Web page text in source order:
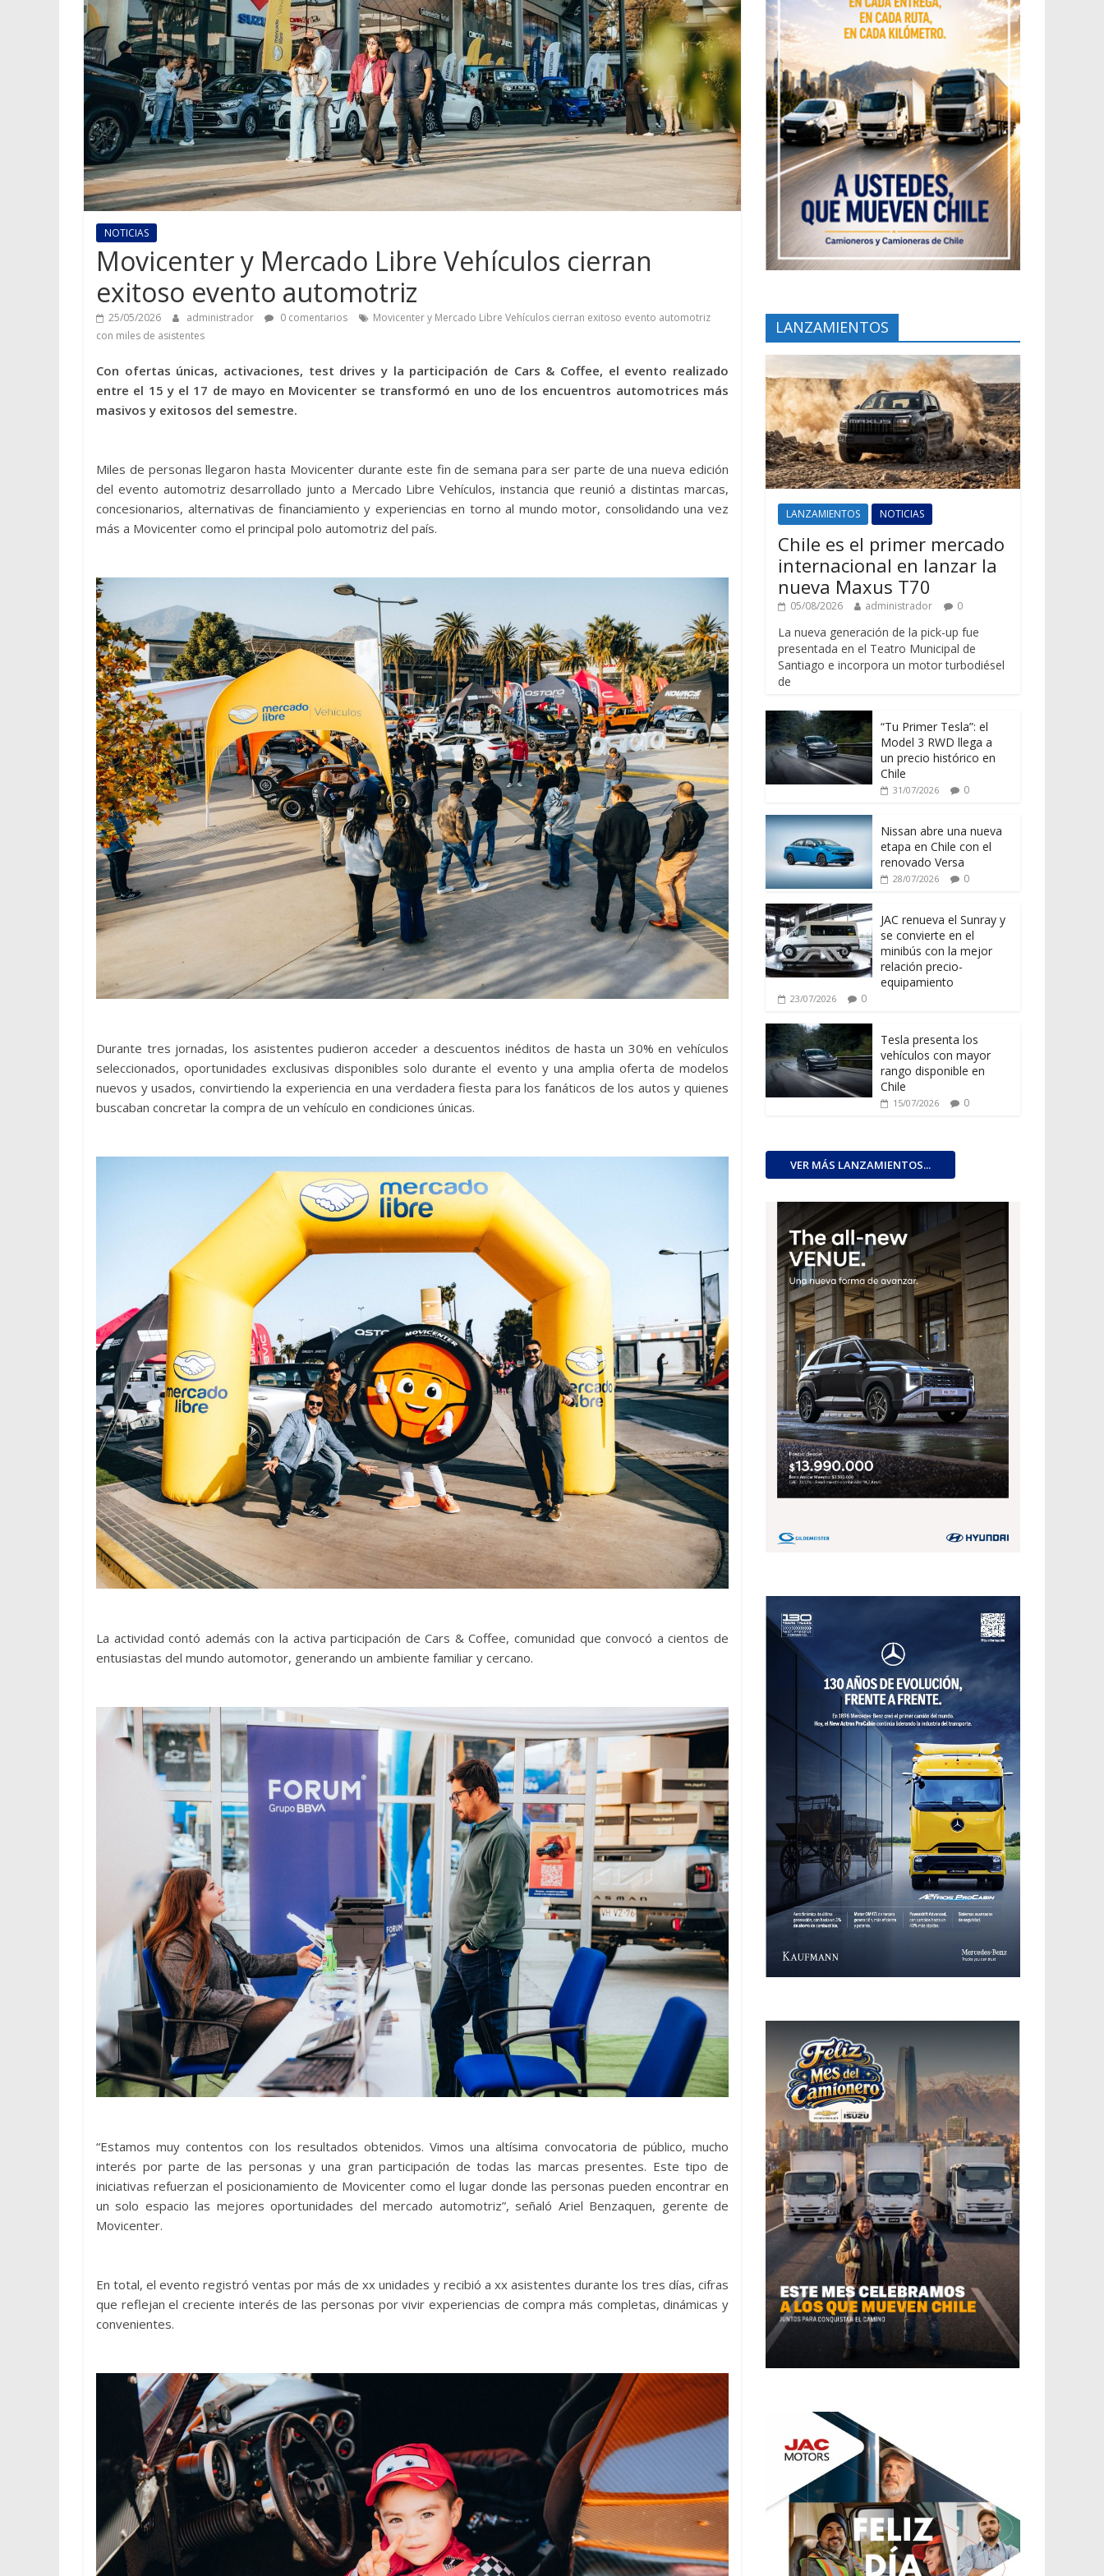
NOTICIAS
Movicenter y Mercado Libre Vehículos cierran
exitoso evento automotriz
25/05/2026 administrador 0 comentarios
Movicenter y Mercado Libre Vehículos cierran exitoso evento automotriz
con miles de asistentes
Con ofertas únicas, activaciones, test drives y la participación de Cars & Coffee, el evento realizado
entre el 15 y el 17 de mayo en Movicenter se transformó en uno de los encuentros automotrices más
masivos y exitosos del semestre.
Miles de personas llegaron hasta Movicenter durante este fin de semana para ser parte de una nueva edición
del evento automotriz desarrollado junto a Mercado Libre Vehículos, instancia que reunió a distintas marcas,
concesionarios, alternativas de financiamiento y experiencias en torno al mundo motor, consolidando una vez
más a Movicenter como el principal polo automotriz del país.
Durante tres jornadas, los asistentes pudieron acceder a descuentos inéditos de hasta un 30% en vehículos
seleccionados, oportunidades exclusivas disponibles solo durante el evento y una amplia oferta de modelos
nuevos y usados, convirtiendo la experiencia en una verdadera fiesta para los fanáticos de los autos y quienes
buscaban concretar la compra de un vehículo en condiciones únicas.
La actividad contó además con la activa participación de Cars & Coffee, comunidad que convocó a cientos de
entusiastas del mundo automotor, generando un ambiente familiar y cercano.
“Estamos muy contentos con los resultados obtenidos. Vimos una altísima convocatoria de público, mucho
interés por parte de las personas y una gran participación de todas las marcas presentes. Este tipo de
iniciativas refuerzan el posicionamiento de Movicenter como el lugar donde las personas pueden encontrar en
un solo espacio las mejores oportunidades del mercado automotriz”, señaló Ariel Benzaquen, gerente de
Movicenter.
En total, el evento registró ventas por más de xx unidades y recibió a xx asistentes durante los tres días, cifras
que reflejan el creciente interés de las personas por vivir experiencias de compra más completas, dinámicas y
convenientes.
LANZAMIENTOS
LANZAMIENTOS NOTICIAS
Chile es el primer mercado
internacional en lanzar la
nueva Maxus T70
05/08/2026 administrador 0
La nueva generación de la pick-up fue
presentada en el Teatro Municipal de
Santiago e incorpora un motor turbodiésel
de
“Tu Primer Tesla”: el
Model 3 RWD llega a
un precio histórico en
Chile
31/07/2026 0
Nissan abre una nueva
etapa en Chile con el
renovado Versa
28/07/2026 0
JAC renueva el Sunray y
se convierte en el
minibús con la mejor
relación precio-
equipamiento
23/07/2026 0
Tesla presenta los
vehículos con mayor
rango disponible en
Chile
15/07/2026 0
VER MÁS LANZAMIENTOS...